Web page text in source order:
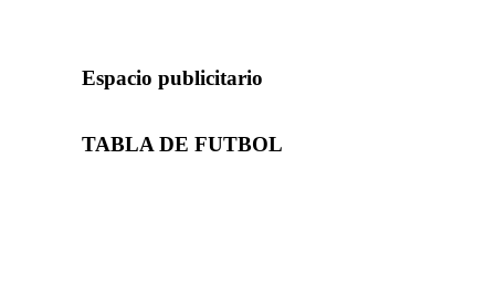
Espacio publicitario
TABLA DE FUTBOL